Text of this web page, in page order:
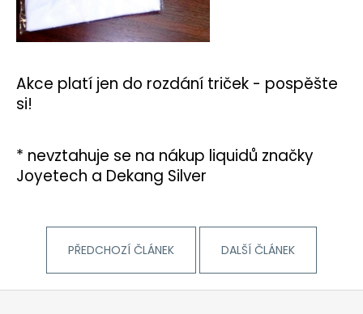
Akce platí jen do rozdání triček - pospěšte
si!
* nevztahuje se na nákup liquidů značky
Joyetech a Dekang Silver
PŘEDCHOZÍ ČLÁNEK DALŠÍ ČLÁNEK
169
Kč
Z